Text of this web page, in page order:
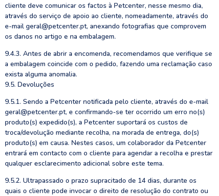
cliente deve comunicar os factos à Petcenter, nesse mesmo dia,
através do serviço de apoio ao cliente, nomeadamente, através do
e-mail geral@petcenter.pt, anexando fotografias que comprovem
os danos no artigo e na embalagem.
9.4.3. Antes de abrir a encomenda, recomendamos que verifique se
a embalagem coincide com o pedido, fazendo uma reclamação caso
exista alguma anomalia.
9.5. Devoluções
9.5.1. Sendo a Petcenter notificada pelo cliente, através do e-mail
geral@petcenter.pt, e confirmando-se ter ocorrido um erro no(s)
produto(s) expedido(s), a Petcenter suportará os custos de
troca/devolução mediante recolha, na morada de entrega, do(s)
produto(s) em causa. Nestes casos, um colaborador da Petcenter
entrará em contacto com o cliente para agendar a recolha e prestar
qualquer esclarecimento adicional sobre este tema.
9.5.2. Ultrapassado o prazo supracitado de 14 dias, durante os
quais o cliente pode invocar o direito de resolução do contrato ou